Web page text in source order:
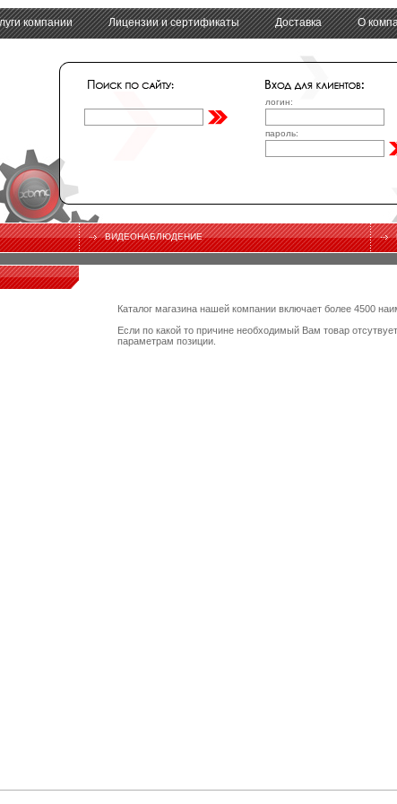
компании Лицензии и сертификаты Доставка О
логин:
пароль:
ВИДЕОНАБЛЮДЕНИЕ
Каталог магазина нашей компании включает более 4500
Если по какой то причине необходимый Вам товар
параметрам позиции.